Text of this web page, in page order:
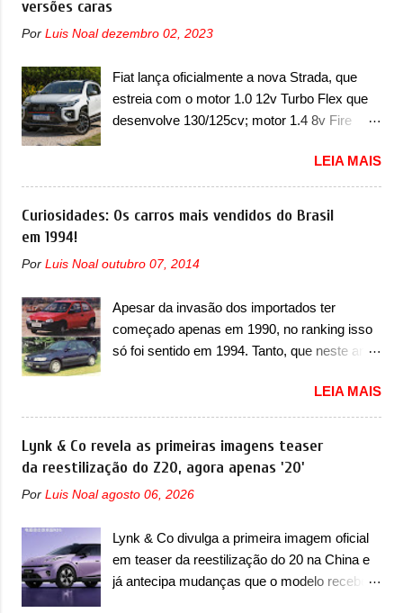
nasce com um design que está bastante
faróis com um desenho mais retangular, com
um pequeno prolongamento para as laterais.
Os faróis cont...
concessionária mais próxima para a solução
uma atualização do software do módulo de
controle da bateria (AHCP e HCP). Para
alguns veículos envolvidos, também, será
substituição do motor do ventilador HVAC
(aquecimento, ventilação e ar-condicionado).
A marca também confirmou que “foi
sobrecarga do microprocessador do Módulo
causar a perda de força motriz, requerendo a
atualização do software do modulo de...
versões caras
Por Luis Noal dezembro 02, 2023
Fiat lança oficialmente a nova Strada, que
estreia com o motor 1.0 12v Turbo Flex que
desenvolve 130/125cv; motor 1.4 8v Fire
oficialmente a nova Strada, que aparece com
mudanças visuais e com uma nova opção de
motor. Depois da picape compacta receber o
do motor 1.0 12v Turbo Flex, conhecido
a Fiat Strada soube ser mutável com
avanços importantes que a concorrência
nunca conseguiu acompanhar e agora ela
chegada do motor T200, que estreou nos
irmãos Pulse e Fastback. "A Fiat Strada é
mais do que uma picape, é uma verdadeira
revolução no mercado automotivo. Há alguns
anos era improvável pensar que uma picape
que só a Strada fez. Mais do que isso: ela é a
prova viva que time que está ganhando se
mexe sim. Ao longo da sua história, ela...
LEIA MAIS
Curiosidades: Os carros mais vendidos do Brasil
em 1994!
Por Luis Noal outubro 07, 2014
Apesar da invasão dos importados ter
começado apenas em 1990, no ranking isso
só foi sentido em 1994. Tanto, que neste ano,
ao começar pelo Chevrolet Corsa, o mais
destacado deles no ranking que perdurou no
nosso mercado até início de 2012 e com
certeza foi um grandioso lançamento da
Chevrolet que assustou a concorrência.
Nesse ano também era lançada a nova
anos ganhava uma nova geração feita do
zero, apelidada de "Bolinha" por suas formas
arredondadas. Além do Gol, outro
LEIA MAIS
Lynk & Co revela as primeiras imagens teaser
da reestilização do Z20, agora apenas '20'
Por Luis Noal agosto 06, 2026
Lynk & Co divulga a primeira imagem oficial
em teaser da reestilização do 20 na China e
já antecipa mudanças que o modelo receberá